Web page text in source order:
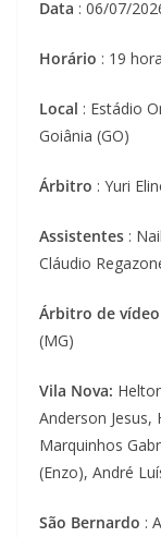
Data : 06/07/
Horário : 19
Local : Estádio
Goiânia (GO)
Árbitro : Yuri
Assistentes :
Cláudio
Árbitro de vídeo
(MG)
Vila Nova:
Anderson Jesus,
Marquinhos
(Enzo), André
São Bernardo :